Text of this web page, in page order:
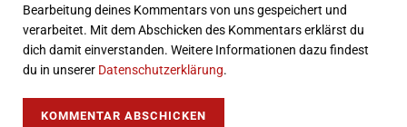
Bearbeitung deines Kommentars von uns gespeichert und
verarbeitet. Mit dem Abschicken des Kommentars erklärst du
dich damit einverstanden. Weitere Informationen dazu findest
du in unserer Datenschutzerklärung.